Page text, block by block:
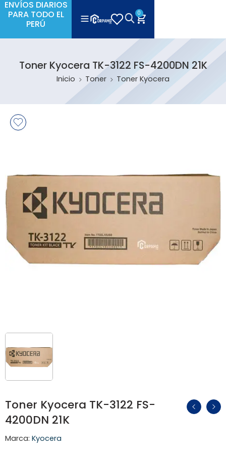
ENVÍOS DIARIOS
PARA TODO EL
PERÚ
0
Toner Kyocera TK-3122 FS-4200DN 21K
Inicio Toner Toner Kyocera
Toner Kyocera TK-3122 FS-
4200DN 21K
Marca: Kyocera